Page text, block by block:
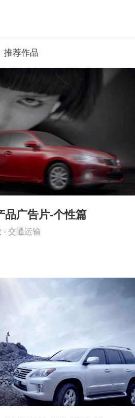
推荐作品
品广告片-个性篇
- 交通运输